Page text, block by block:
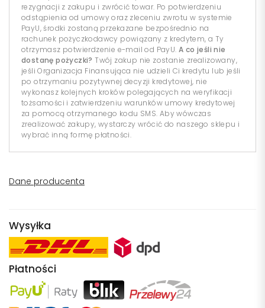
rezygnacji z zakupu i zwrócić towar. Po potwierdzeniu
odstąpienia od umowy oraz zleceniu zwrotu w systemie
PayU, środki zostaną przekazane bezpośrednio na
rachunek pożyczkodawcy powiązany z kredytem, a Ty
otrzymasz potwierdzenie e-mail od PayU. A co jeśli nie
dostanę pożyczki? Twój zakup nie zostanie zrealizowany,
jeśli Organizacja Finansująca nie udzieli Ci kredytu lub jeśli
po otrzymaniu pozytywnej decyzji kredytowej, nie
wykonasz kolejnych kroków polegających na weryfikacji
tożsamości i zatwierdzeniu warunków umowy kredytowej
za pomocą otrzymanego kodu SMS. Aby wówczas
zrealizować zakupy, wystarczy wrócić do naszego sklepu i
wybrać inną formę płatności.
Dane producenta
Wysyłka
Płatności